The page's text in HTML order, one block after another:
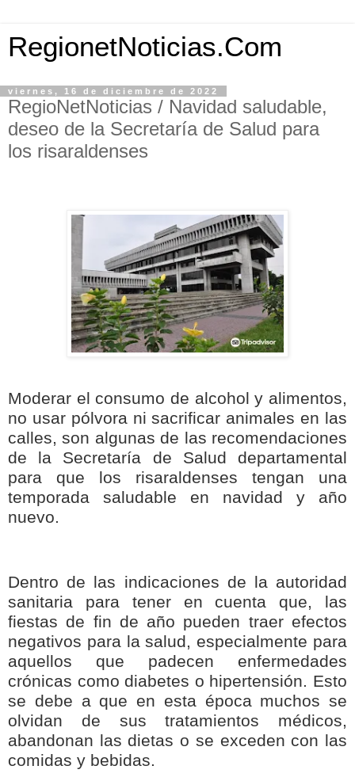
RegionetNoticias.Com
viernes, 16 de diciembre de 2022
RegioNetNoticias / Navidad saludable,
deseo de la Secretaría de Salud para
los risaraldenses
Moderar el consumo de alcohol y alimentos,
no usar pólvora ni sacrificar animales en las
calles, son algunas de las recomendaciones
de la Secretaría de Salud departamental
para que los risaraldenses tengan una
temporada saludable en navidad y año
nuevo.
Dentro de las indicaciones de la autoridad
sanitaria para tener en cuenta que, las
fiestas de fin de año pueden traer efectos
negativos para la salud, especialmente para
aquellos que padecen enfermedades
crónicas como diabetes o hipertensión. Esto
se debe a que en esta época muchos se
olvidan de sus tratamientos médicos,
abandonan las dietas o se exceden con las
comidas y bebidas.